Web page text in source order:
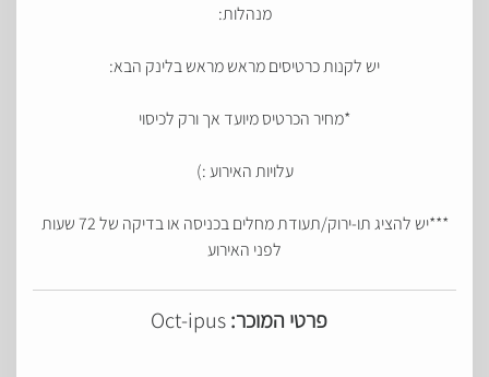
מנהלות:
יש לקנות כרטיסים מראש מראש בלינק הבא:
*מחיר הכרטיס מיועד אך ורק לכיסוי
עלויות האירוע :)
***יש להציג תו-ירוק/תעודת מחלים בכניסה או בדיקה של 72 שעות
לפני האירוע
פרטי המוכר:Oct-ipus